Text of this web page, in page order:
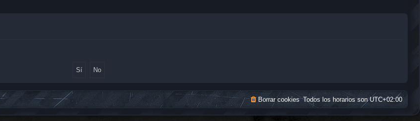
Todos los horarios sonUTC+02:00
Borrar cookies